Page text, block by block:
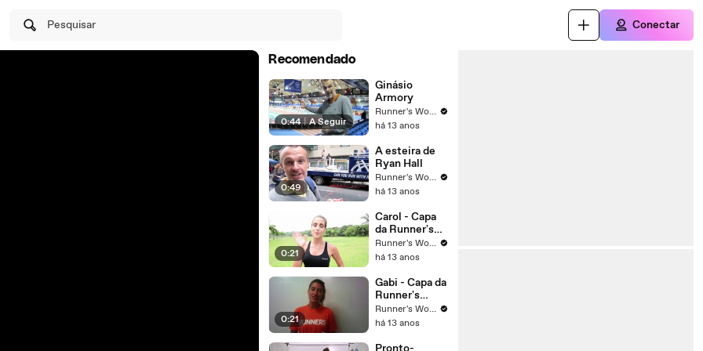
Pesquisar Conectar
Recomendado
0:44 | A Seguir
Ginásio
Armory
Runner's World Brasil
há 13 anos
0:49
A esteira de
Ryan Hall
Runner's World Brasil
há 13 anos
0:21
Carol - Capa
da Runner's
World de
Dezembro
Runner's World Brasil
há 13 anos
0:21
Gabi - Capa da
Runner's
World de
Dezembro
Runner's World Brasil
há 13 anos